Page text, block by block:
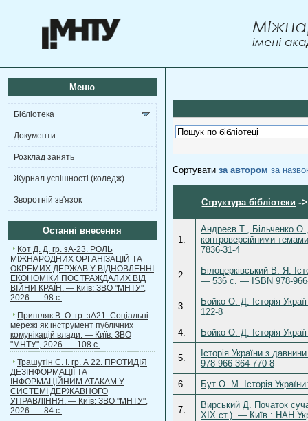
Меню
Бібліотека
Документи
Розклад занять
Журнал успішності (коледж)
Зворотній зв'язок
Останні внесення
Кот Д. Д. гр. зА-23. РОЛЬ
МІЖНАРОДНИХ ОРГАНІЗАЦІЙ ТА
ОКРЕМИХ ДЕРЖАВ У ВІДНОВЛЕННІ
ЕКОНОМІКИ ПОСТРАЖДАЛИХ ВІД
ВІЙНИ КРАЇН. — Київ: ЗВО "МНТУ",
2026. — 98 с.
Пришляк В. О. гр. зА21. Соціальні
мережі як інструмент публічних
комунікацій влади. — Київ: ЗВО
"МНТУ", 2026. — 108 с.
Трашутін Є. І. гр. А 22. ПРОТИДІЯ
ДЕЗІНФОРМАЦІЇ ТА
ІНФОРМАЦІЙНИМ АТАКАМ У
СИСТЕМІ ДЕРЖАВНОГО
УПРАВЛІННЯ. — Київ: ЗВО "МНТУ",
2026. — 84 с.
Сортувати за автором за
Структура бібліотеки -
1.
Андреєв Т., Більченко
контроверсійними
7836-31-4
2.
Білоцерківський В. Я.
— 536 с. — ISBN 978-
3.
Бойко О. Д. Історія
122-8
4.
Бойко О. Д. Історія
5.
Історія України з
978-966-364-770-8
6.
Бут О. М. Історія
7.
Вирський Д. Початок
XІХ ст.). — Київ : НАН